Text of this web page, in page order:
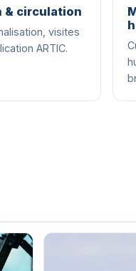
& circulation
visites
ARTIC.